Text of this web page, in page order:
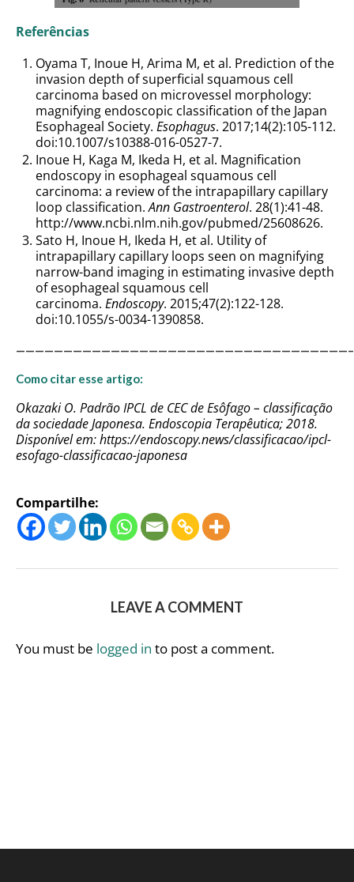
Referências
Oyama T, Inoue H, Arima M, et al. Prediction of the
invasion depth of superficial squamous cell
carcinoma based on microvessel morphology:
magnifying endoscopic classification of the Japan
Esophageal Society. Esophagus. 2017;14(2):105-112.
doi:10.1007/s10388-016-0527-7.
Inoue H, Kaga M, Ikeda H, et al. Magnification
endoscopy in esophageal squamous cell
carcinoma: a review of the intrapapillary capillary
loop classification.Ann Gastroenterol. 28(1):41-48.
http://www.ncbi.nlm.nih.gov/pubmed/25608626.
Sato H, Inoue H, Ikeda H, et al. Utility of
intrapapillary capillary loops seen on magnifying
narrow-band imaging in estimating invasive depth
of esophageal squamous cell
carcinoma. Endoscopy. 2015;47(2):122-128.
doi:10.1055/s-0034-1390858.
———————————————————————————————————–
Como citar esse artigo:
Okazaki O. Padrão IPCL de CEC de Esôfago – classificação
da sociedade Japonesa. Endoscopia Terapêutica; 2018.
Disponível em:https://endoscopy.news/classificacao/ipcl-
esofago-classificacao-japonesa
Compartilhe:
LEAVE A COMMENT
You must be logged in to post a comment.